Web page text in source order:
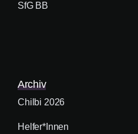
SfG BB
Archiv
Chilbi 2026
Helfer*innen